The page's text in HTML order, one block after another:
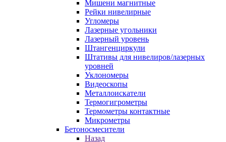
Мишени магнитные
Рейки нивелирные
Угломеры
Лазерные угольники
Лазерный уровень
Штангенциркули
Штативы для нивелиров/лазерных
уровней
Уклономеры
Видеоскопы
Металлоискатели
Термогигрометры
Термометры контактные
Микрометры
Бетоносмесители
Назад